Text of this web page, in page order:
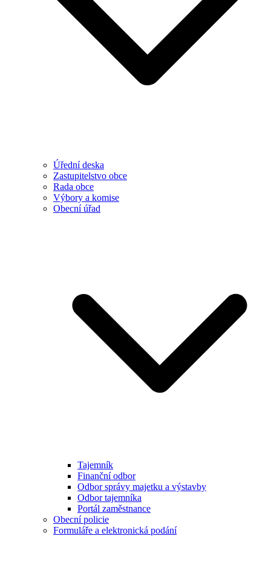
Úřední deska
Zastupitelstvo obce
Rada obce
Výbory a komise
Obecní úřad
Tajemník
Finanční odbor
Odbor správy majetku a výstavby
Odbor tajemníka
Portál zaměstnance
Obecní policie
Formuláře a elektronická podání